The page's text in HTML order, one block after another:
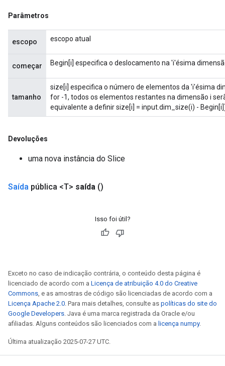
Parâmetros
escopo escopo atual
começar Begin[i] especifica o deslocamento na 'i'ésima
tamanho
size[i] especifica o número de elementos da 'i'ésima
for -1, todos os elementos restantes na dimensão i
equivalente a definir size[i] = input.dim_size(i) -
Devoluções
uma nova instância do Slice
Saída pública <T> saída ()
Isso foi útil?
Exceto no caso de indicação contrária, o conteúdo desta página é
licenciado de acordo com a Licença de atribuição 4.0 do Creative
Commons, e as amostras de código são licenciadas de acordo com a
Licença Apache 2.0. Para mais detalhes, consulte as políticas do site do
Google Developers. Java é uma marca registrada da Oracle e/ou
afiliadas. Alguns conteúdos são licenciados com a licença numpy.
Última atualização 2025-07-27 UTC.